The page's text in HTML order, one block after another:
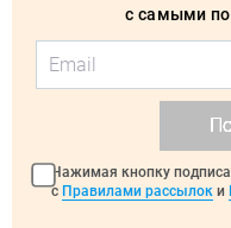
с самыми
Нажимая кнопку
с Правилами рассылок и